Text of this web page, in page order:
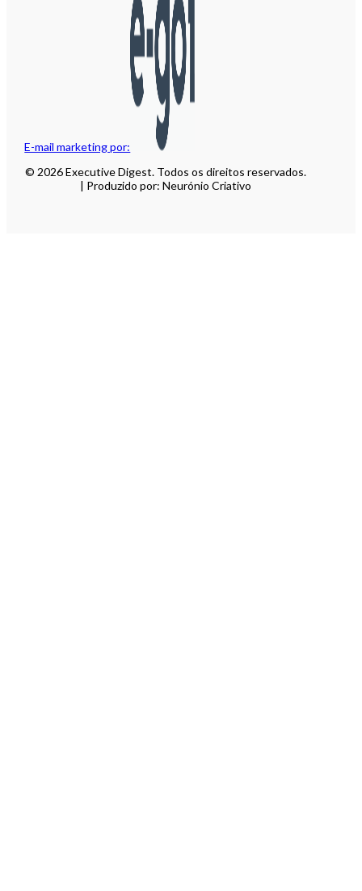
E-mail marketing por:
© 2026 Executive Digest. Todos os direitos reservados.
| Produzido por: Neurónio Criativo